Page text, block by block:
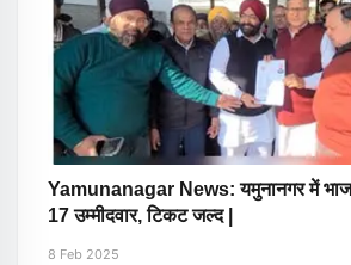
Yamunanagar News: यमुनानगर में
17 उम्मीदवार, टिकट जल्द |
8 Feb 2025